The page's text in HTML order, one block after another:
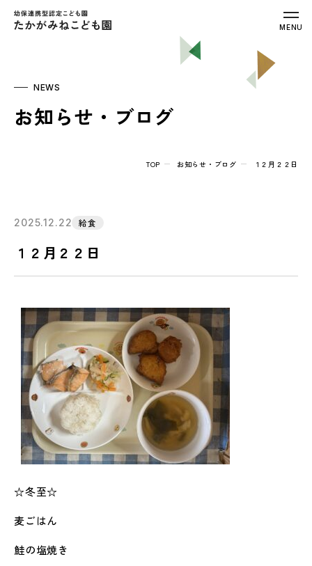
幼保連携型認定こども園 たかがみねこ
MENU
NEWS
お知らせ・ブログ
TOP お知らせ・ブログ １２月２２日
2025.12.22 給食
１２月２２日
☆冬至☆
麦ごはん
鮭の塩焼き